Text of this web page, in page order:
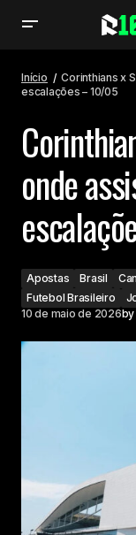
10/05
Início
Corinthians x
escalações – 10/05
onde
Apostas Brasil
Futebol Brasileiro
10 de maio de 2026by